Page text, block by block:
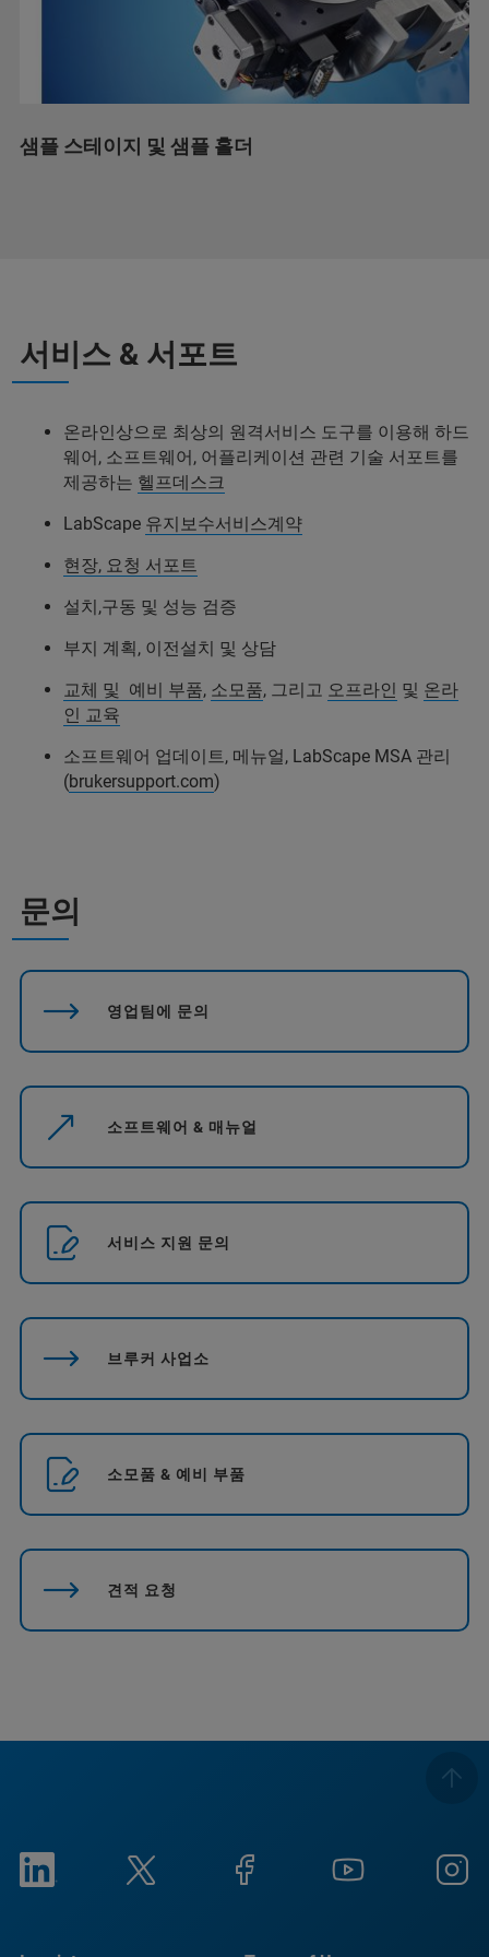
샘플 스테이지 및 샘플 홀더
서비스 & 서포트
온라인상으로 최상의 원격서비스 도구를 이용해 하드
웨어, 소프트웨어, 어플리케이션 관련 기술 서포트를
제공하는 헬프데스크
LabScape 유지보수서비스계약
현장, 요청 서포트
설치,구동 및 성능 검증
부지 계획, 이전설치 및 상담
교체 및 예비 부품, 소모품, 그리고 오프라인 및 온라
인 교육
소프트웨어 업데이트, 메뉴얼, LabScape MSA 관리
(brukersupport.com)
문의
영업팀에 문의
소프트웨어 & 매뉴얼
서비스 지원 문의
브루커 사업소
소모품 & 예비 부품
견적 요청